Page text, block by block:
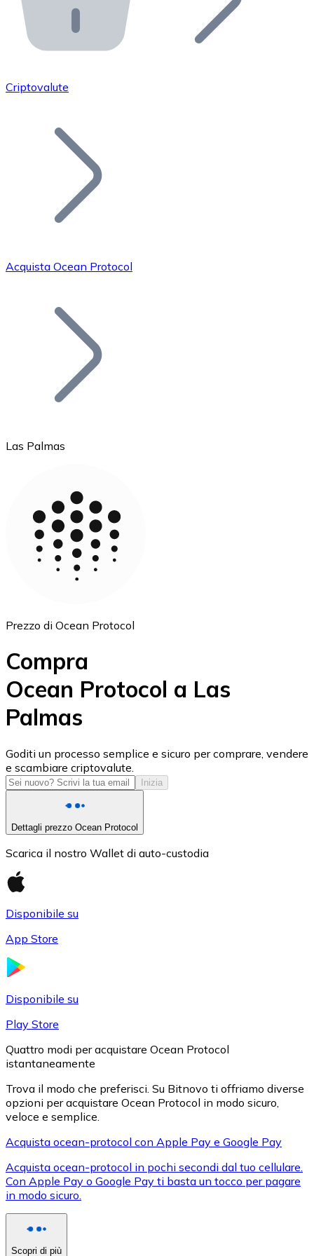
API Bitnovo
Integra la nostra API nel tuo ecosistema.
Unisciti alla nostra rete di rivenditori e
Aggiungi il token del tuo progetto al nostro servizio di
Bitcoin
Ethereum
ETH
USD Coin
USDC
Vedi tutto
Criptovalute
Acquista Ocean Protocol
Las Palmas
Prezzo di Ocean Protocol
Compra
Ocean Protocol a Las
Palmas
Goditi un processo semplice e sicuro per comprare, vendere
e scambiare criptovalute.
Inizia
Dettagli prezzo Ocean Protocol
Scarica il nostro Wallet di auto-custodia
Disponibile su
App Store
Disponibile su
Play Store
Quattro modi per acquistare Ocean Protocol
istantaneamente
Trova il modo che preferisci. Su Bitnovo ti offriamo diverse
opzioni per acquistare Ocean Protocol in modo sicuro,
veloce e semplice.
Acquista ocean-protocol con Apple Pay e Google Pay
Acquista ocean-protocol in pochi secondi dal tuo cellulare.
Con Apple Pay o Google Pay ti basta un tocco per pagare
in modo sicuro.
Scopri di più